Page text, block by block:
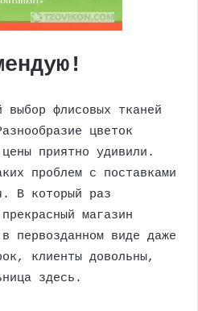
флисовых тканей
цветок
приятно удивили.
проблем с поставками
В который раз
магазин
первозданном виде даже
клиенты довольны,
здесь.